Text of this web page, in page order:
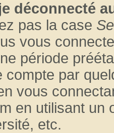
déconnecté
pas la case
vous
période
compte par
vous
en utilisant un
etc.